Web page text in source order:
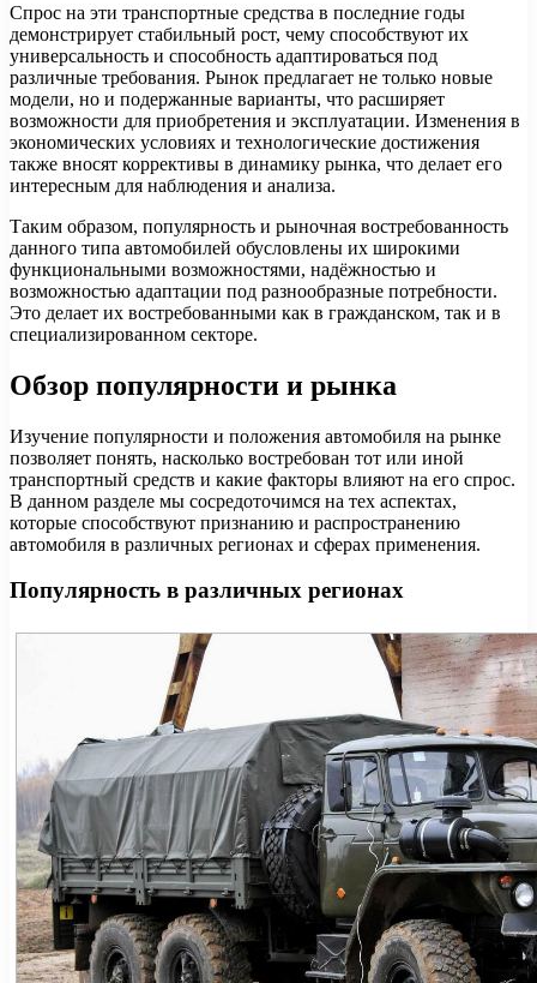
Спрос на эти транспортные средства в последние годы
демонстрирует стабильный рост, чему способствуют их
универсальность и способность адаптироваться под
различные требования. Рынок предлагает не только новые
модели, но и подержанные варианты, что расширяет
возможности для приобретения и эксплуатации. Изменения в
экономических условиях и технологические достижения
также вносят коррективы в динамику рынка, что делает его
интересным для наблюдения и анализа.
Таким образом, популярность и рыночная востребованность
данного типа автомобилей обусловлены их широкими
функциональными возможностями, надёжностью и
возможностью адаптации под разнообразные потребности.
Это делает их востребованными как в гражданском, так и в
специализированном секторе.
Обзор популярности и рынка
Изучение популярности и положения автомобиля на рынке
позволяет понять, насколько востребован тот или иной
транспортный средств и какие факторы влияют на его спрос.
В данном разделе мы сосредоточимся на тех аспектах,
которые способствуют признанию и распространению
автомобиля в различных регионах и сферах применения.
Популярность в различных регионах